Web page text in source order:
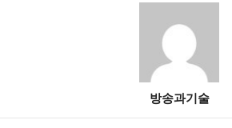
방송과기술